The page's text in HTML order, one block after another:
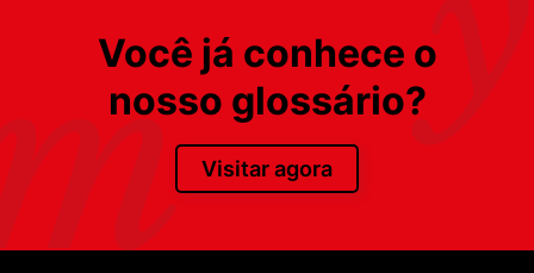
Você já conhece o
nosso glossário?
Visitar agora